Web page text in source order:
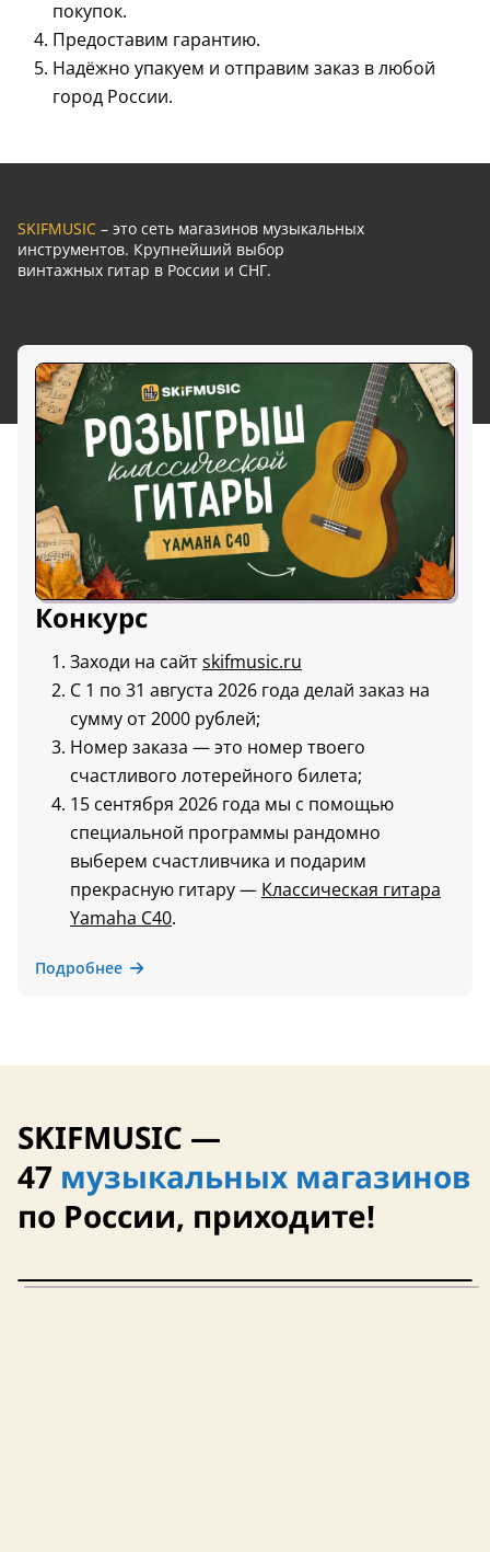
покупок.
Предоставим гарантию.
Надёжно упакуем и отправим заказ в любой
город России.
SKIFMUSIC – это сеть магазинов музыкальных
инструментов. Крупнейший выбор
винтажных гитар в России и СНГ.
Конкурс
Заходи на сайтskifmusic.ru
С 1 по 31 августа 2026 года делай заказ на
сумму от 2000 рублей;
Номер заказа — это номер твоего
счастливого лотерейного билета;
15 сентября 2026 года мы с помощью
специальной программы рандомно
выберем счастливчика и подарим
прекрасную гитару — Классическая гитара
Yamaha C40.
Подробнее
SKIFMUSIC —
47 музыкальных магазинов
по России, приходите!